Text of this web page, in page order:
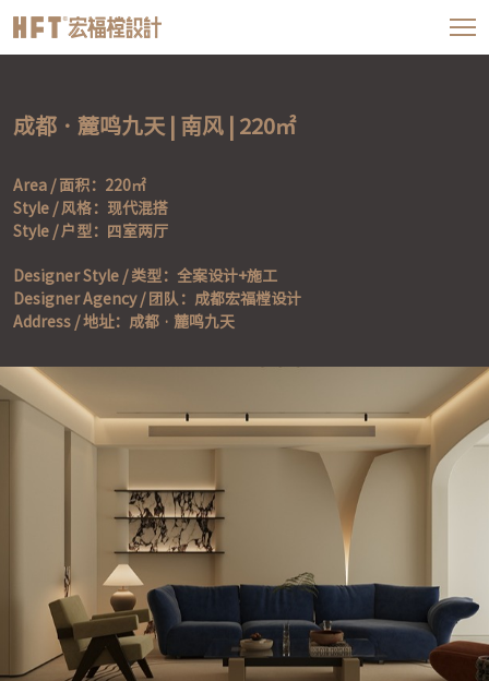
成都 · 麓鸣九天 | 南风 | 220㎡
Area / 面积：220㎡
Style / 风格：现代混搭
Style / 户型：四室两厅
Designer Style / 类型：全案设计+施工
Designer Agency / 团队：成都宏福樘设计
Address / 地址：成都 · 麓鸣九天